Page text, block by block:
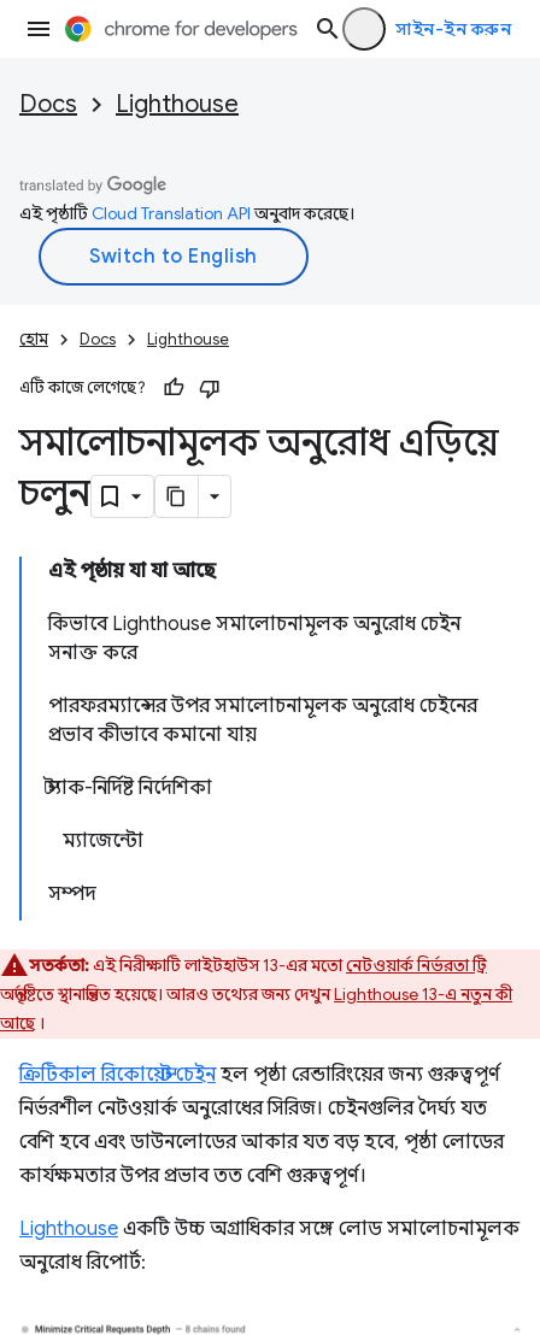
সাইন-ইন করুন
Docs Lighthouse
এই পৃষ্ঠাটিCloud Translation APIঅনুবাদ করেছে।
হোম Docs Lighthouse
এটি কাজে লেগেছে?
সমালোচনামূলক অনুরোধ এড়িয়ে
চলুন
এই পৃষ্ঠায় যা যা আছে
কিভাবে Lighthouse সমালোচনামূলক অনুরোধ চেইন
সনাক্ত করে
পারফরম্যান্সের উপর সমালোচনামূলক অনুরোধ চেইনের
প্রভাব কীভাবে কমানো যায়
স্ট্যাক-নির্দিষ্ট নির্দেশিকা
ম্যাজেন্টো
সম্পদ
সতর্কতা:এই নিরীক্ষাটি লাইটহাউস 13-এর মতোনেটওয়ার্ক নির্ভরতা ট্রি
অন্তর্দৃষ্টিতে স্থানান্তরিত হয়েছে। আরও তথ্যের জন্য দেখুনLighthouse 13-এ নতুন কী
আছে।
ক্রিটিকাল রিকোয়েস্ট চেইনহল পৃষ্ঠা রেন্ডারিংয়ের জন্য গুরুত্বপূর্ণ
নির্ভরশীল নেটওয়ার্ক অনুরোধের সিরিজ। চেইনগুলির দৈর্ঘ্য যত
বেশি হবে এবং ডাউনলোডের আকার যত বড় হবে, পৃষ্ঠা লোডের
কার্যক্ষমতার উপর প্রভাব তত বেশি গুরুত্বপূর্ণ।
Lighthouse একটি উচ্চ অগ্রাধিকার সঙ্গে লোড সমালোচনামূলক
অনুরোধ রিপোর্ট: